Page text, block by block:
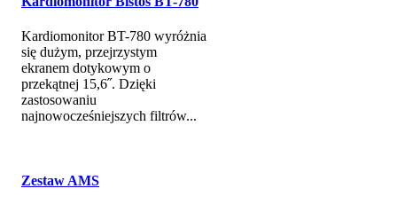
Kardiomonitor BT-780 wyróżnia
się dużym, przejrzystym
ekranem dotykowym o
przekątnej 15,6˝. Dzięki
zastosowaniu
najnowocześniejszych filtrów...
Zestaw AMS